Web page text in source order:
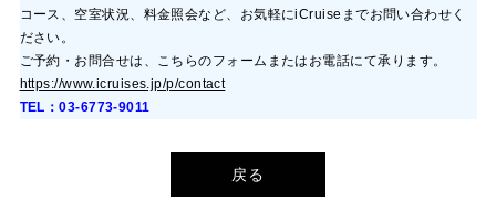
コース、空室状況、料金照会など、お気軽にiCruise までお問い合わせく
ださい。
ご予約・お問合せは、こちらのフォームまたはお電話にて承ります。
https://www.icruises.jp/p/contact
TEL：03-6773-9011
戻る